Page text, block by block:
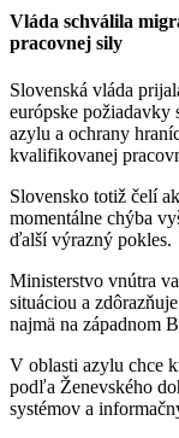
Vláda schválila
pracovnej sily
Slovenská vláda
európske požiadavky
azylu a ochrany
kvalifikovanej
Slovensko totiž čelí
momentálne chýba
ďalší výrazný pokles.
Ministerstvo vnútra
situáciou a
najmä na západnom
V oblasti azylu chce
podľa Ženevského
systémov a